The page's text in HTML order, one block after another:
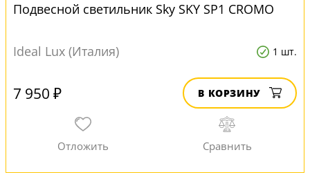
Подвесной светильник Sky SKY SP1 CROMO
Ideal Lux (Италия) 1 шт.
7 950 ₽ В КОРЗИНУ